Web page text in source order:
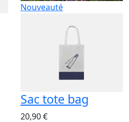
Nouveauté
Sac tote bag
20,90 €